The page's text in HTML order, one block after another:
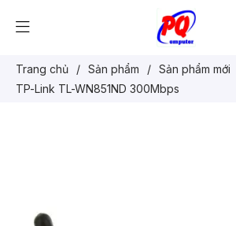
Trang chủ / Sản phẩm / Sản phẩm mới
TP-Link TL-WN851ND 300Mbps